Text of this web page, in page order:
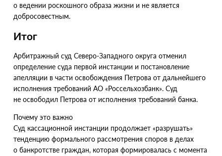
о ведении роскошного образа жизни и не является
добросовестным.
Итог
Арбитражный суд Северо-Западного округа отменил
определение суда первой инстанции и постановление
апелляции в части освобождения Петрова от дальнейшего
исполнения требований АО «Россельхозбанк». Суд
не освободил Петрова от исполнения требований банка.
Почему это важно
Суд кассационной инстанции продолжает «разрушать»
тенденцию формального рассмотрения споров в делах
о банкротстве граждан, которая формировалась с момента